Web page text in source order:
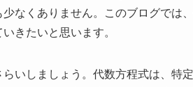
なくありません。このブログでは
きたいと思います。
いしましょう。代数方程式は、特